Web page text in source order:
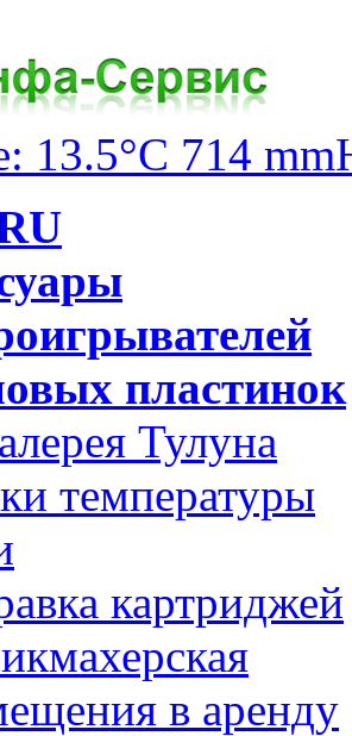
13.5°C 714
пластинок
Тулуна
температуры
картриджей
в аренду